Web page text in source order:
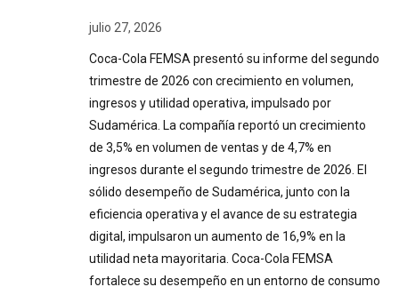
julio 27, 2026
Coca-Cola FEMSA presentó su informe del segundo
trimestre de 2026 con crecimiento en volumen,
ingresos y utilidad operativa, impulsado por
Sudamérica. La compañía reportó un crecimiento
de 3,5% en volumen de ventas y de 4,7% en
ingresos durante el segundo trimestre de 2026. El
sólido desempeño de Sudamérica, junto con la
eficiencia operativa y el avance de su estrategia
digital, impulsaron un aumento de 16,9% en la
utilidad neta mayoritaria. Coca-Cola FEMSA
fortalece su desempeño en un entorno de consumo